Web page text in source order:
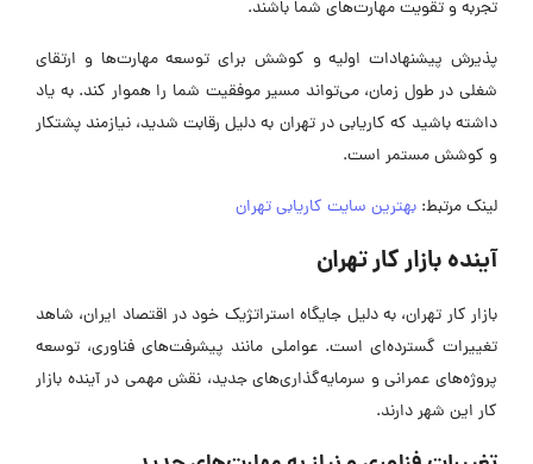
تجربه و تقویت مهارت‌های شما باشند.
پذیرش پیشنهادات اولیه و کوشش برای توسعه مهارت‌ها و ارتقای
شغلی در طول زمان، می‌تواند مسیر موفقیت شما را هموار کند. به یاد
داشته باشید که کاریابی در تهران به دلیل رقابت شدید، نیازمند پشتکار
و کوشش مستمر است.
لینک مرتبط: بهترین سایت کاریابی تهران
آینده بازار کار تهران
بازار کار تهران، به دلیل جایگاه استراتژیک خود در اقتصاد ایران، شاهد
تغییرات گسترده‌ای است. عواملی مانند پیشرفت‌های فناوری، توسعه
پروژه‌های عمرانی و سرمایه‌گذاری‌های جدید، نقش مهمی در آینده بازار
کار این شهر دارند.